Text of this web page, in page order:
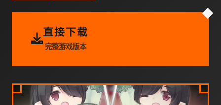
直接下载
完整游戏版本